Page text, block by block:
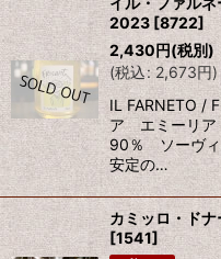
2023 [8722]
2,430円(税別)
(税込: 2,673円)
IL FARNETO /
ア エミーリア
90％ ソーヴィ
安定の…
カミッロ・ド
[1541]